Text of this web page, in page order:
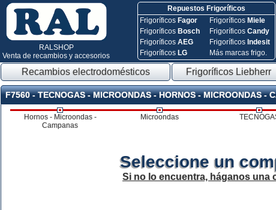
RALSHOP
Venta de recambios y accesorios
Repuestos Frigoríficos
Frigoríficos Fagor
Frigoríficos Bosch
FrigoríficosAEG
Frigoríficos LG
Frigoríficos Miele
FrigoríficosCandy
Frigoríficos Indesit
Más marcas frigo.
Recambios electrodomésticos Frigoríficos Liebherr
F7560 - TECNOGAS - MICROONDAS - HORNOS - MICROONDAS -
Hornos - Microondas -
Campanas
Microondas
Seleccione un
Si no lo encuentra, háganos una